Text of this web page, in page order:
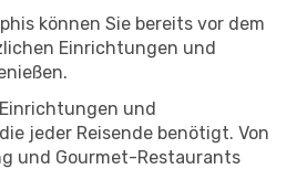
können Sie bereits vor dem
Einrichtungen und
und
jeder Reisende benötigt. Von
und Gourmet-Restaurants